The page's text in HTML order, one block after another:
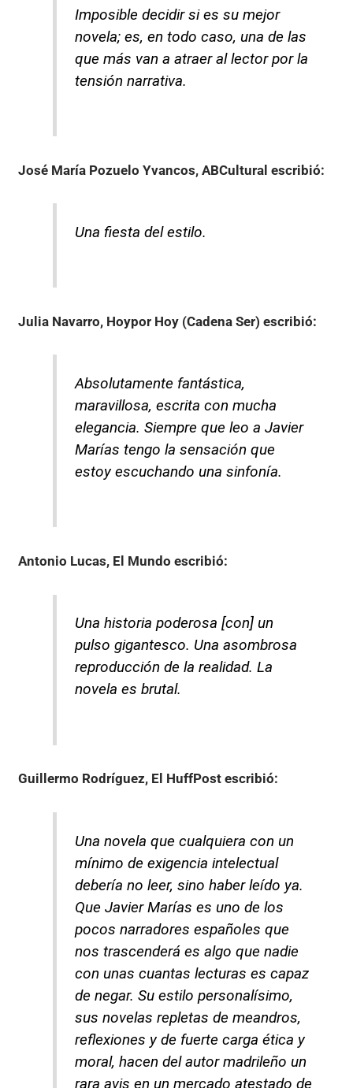
Imposible decidir si es su mejor
novela; es, en todo caso, una de las
que más van a atraer al lector por la
tensión narrativa.
José María Pozuelo Yvancos, ABCultural escribió:
Una fiesta del estilo.
Julia Navarro, Hoypor Hoy (Cadena Ser) escribió:
Absolutamente fantástica,
maravillosa, escrita con mucha
elegancia. Siempre que leo a Javier
Marías tengo la sensación que
estoy escuchando una sinfonía.
Antonio Lucas, El Mundo escribió:
Una historia poderosa [con] un
pulso gigantesco. Una asombrosa
reproducción de la realidad. La
novela es brutal.
Guillermo Rodríguez, El HuffPostescribió:
Una novela que cualquiera con un
mínimo de exigencia intelectual
debería no leer, sino haber leído ya.
Que Javier Marías es uno de los
pocos narradores españoles que
nos trascenderá es algo que nadie
con unas cuantas lecturas es capaz
de negar. Su estilo personalísimo,
sus novelas repletas de meandros,
reflexiones y de fuerte carga ética y
moral, hacen del autor madrileño un
rara avis en un mercado atestado de